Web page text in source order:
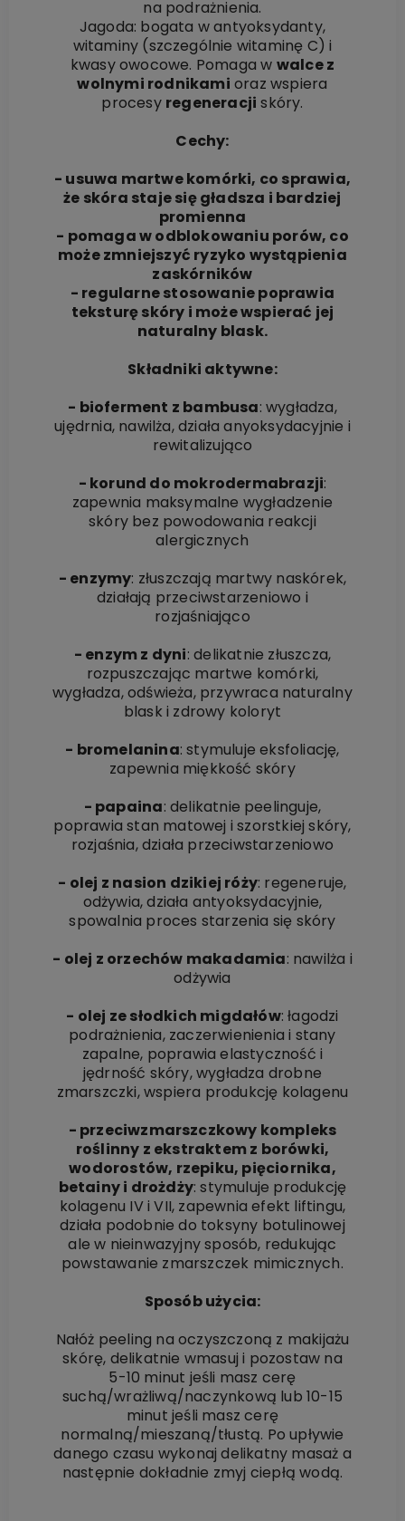
na podrażnienia.
Jagoda: bogata w antyoksydanty,
witaminy (szczególnie witaminę C) i
kwasy owocowe. Pomaga w walce z
wolnymi rodnikami oraz wspiera
procesy regeneracji skóry.
Cechy:
- usuwa martwe komórki, co sprawia,
że skóra staje się gładsza i bardziej
promienna
- pomaga w odblokowaniu porów, co
może zmniejszyć ryzyko wystąpienia
zaskórników
- regularne stosowanie poprawia
teksturę skóry i może wspierać jej
naturalny blask.
Składniki aktywne:
- bioferment z bambusa: wygładza,
ujędrnia, nawilża, działa anyoksydacyjnie i
rewitalizująco
- korund do mokrodermabrazji:
zapewnia maksymalne wygładzenie
skóry bez powodowania reakcji
alergicznych
- enzymy: złuszczają martwy naskórek,
działają przeciwstarzeniowo i
rozjaśniająco
- enzym z dyni: delikatnie złuszcza,
rozpuszczając martwe komórki,
wygładza, odświeża, przywraca naturalny
blask i zdrowy koloryt
- bromelanina: stymuluje eksfoliację,
zapewnia miękkość skóry
- papaina: delikatnie peelinguje,
poprawia stan matowej i szorstkiej skóry,
rozjaśnia, działa przeciwstarzeniowo
- olej z nasion dzikiej róży: regeneruje,
odżywia, działa antyoksydacyjnie,
spowalnia proces starzenia się skóry
- olej z orzechów makadamia: nawilża i
odżywia
- olej ze słodkich migdałów: łagodzi
podrażnienia, zaczerwienienia i stany
zapalne, poprawia elastyczność i
jędrność skóry, wygładza drobne
zmarszczki, wspiera produkcję kolagenu
- przeciwzmarszczkowy kompleks
roślinny z ekstraktem z borówki,
wodorostów, rzepiku, pięciornika,
betainy i drożdży: stymuluje produkcję
kolagenu IV i VII, zapewnia efekt liftingu,
działa podobnie do toksyny botulinowej
ale w nieinwazyjny sposób, redukując
powstawanie zmarszczek mimicznych.
Sposób użycia:
Nałóż peeling na oczyszczoną z makijażu
skórę, delikatnie wmasuj i pozostaw na
5-10 minut jeśli masz cerę
suchą/wrażliwą/naczynkową lub 10-15
minut jeśli masz cerę
normalną/mieszaną/tłustą. Po upływie
danego czasu wykonaj delikatny masaż a
następnie dokładnie zmyj ciepłą wodą.